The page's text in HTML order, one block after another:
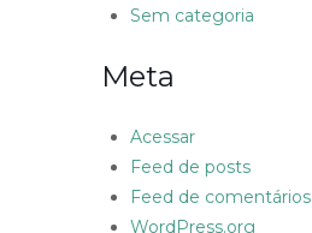
Sem categoria
Meta
Acessar
Feed de posts
Feed de comentários
WordPress.org